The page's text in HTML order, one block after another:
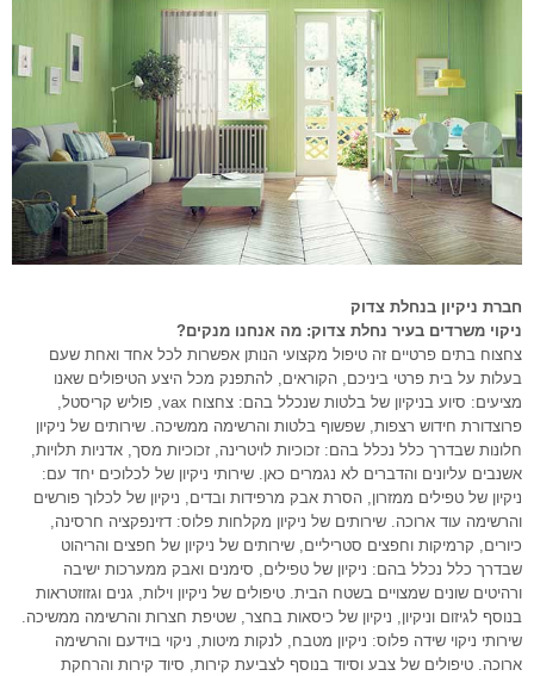
חברת ניקיון בנחלת צדוק
ניקוי משרדים בעיר נחלת צדוק: מה אנחנו מנקים?
צחצוח בתים פרטיים זה טיפול מקצועי הנותן אפשרות לכל אחד ואחת שעם
בעלות על בית פרטי ביניכם, הקוראים, להתפנק מכל היצע הטיפולים שאנו
מציעים: סיוע בניקיון של בלטות שנכלל בהם: צחצוח vax, פוליש קריסטל,
פרוצדורת חידוש רצפות, שפשוף בלטות והרשימה ממשיכה. שירותים של ניקיון
חלונות שבדרך כלל נכלל בהם: זכוכיות לויטרינה, זכוכיות מסך, אדניות תלויות,
אשנבים עליונים והדברים לא נגמרים כאן. שירותי ניקיון של לכלוכים יחד עם:
ניקיון של טפילים ממזרון, הסרת אבק מרפידות ובדים, ניקיון של לכלוך פורשים
והרשימה עוד ארוכה. שירותים של ניקיון מקלחות פלוס: דזינפקציה חרסינה,
כיורים, קרמיקות וחפצים סטריליים, שירותים של ניקיון של חפצים והריהוט
שבדרך כלל נכלל בהם: ניקיון של טפילים, סימנים ואבק ממערכות ישיבה
ורהיטים שונים שמצויים בשטח הבית. טיפולים של ניקיון וילות, גנים וגזוזטראות
בנוסף לגיזום וניקיון, ניקיון של כיסאות בחצר, שטיפת חצרות והרשימה ממשיכה.
שירותי ניקוי שידה פלוס: ניקיון מטבח, לנקות מיטות, ניקוי בוידעם והרשימה
ארוכה. טיפולים של צבע וסיוד בנוסף לצביעת קירות, סיוד קירות והרחקת